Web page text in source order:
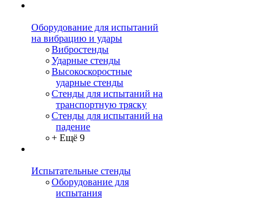
Оборудование для испытаний
на вибрацию и удары
Вибростенды
Ударные стенды
Высокоскоростные
ударные стенды
Стенды для испытаний на
транспортную тряску
Стенды для испытаний на
падение
+ Ещё 9
Испытательные стенды
Оборудование для
испытания